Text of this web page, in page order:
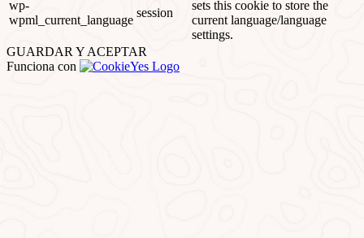
wp-
wpml_current_language
session
sets this cookie to store the
current language/language
settings.
GUARDAR Y ACEPTAR
Funciona con